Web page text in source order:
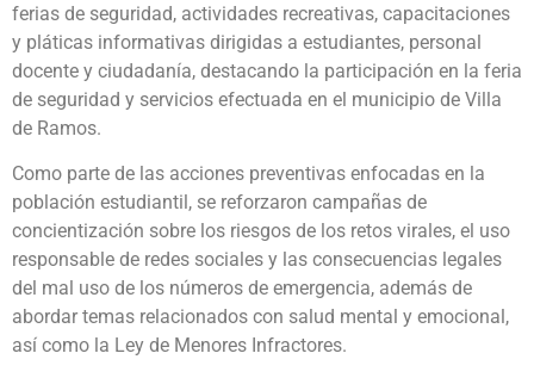
ferias de seguridad, actividades recreativas, capacitaciones
y pláticas informativas dirigidas a estudiantes, personal
docente y ciudadanía, destacando la participación en la feria
de seguridad y servicios efectuada en el municipio de Villa
de Ramos.
Como parte de las acciones preventivas enfocadas en la
población estudiantil, se reforzaron campañas de
concientización sobre los riesgos de los retos virales, el uso
responsable de redes sociales y las consecuencias legales
del mal uso de los números de emergencia, además de
abordar temas relacionados con salud mental y emocional,
así como la Ley de Menores Infractores.